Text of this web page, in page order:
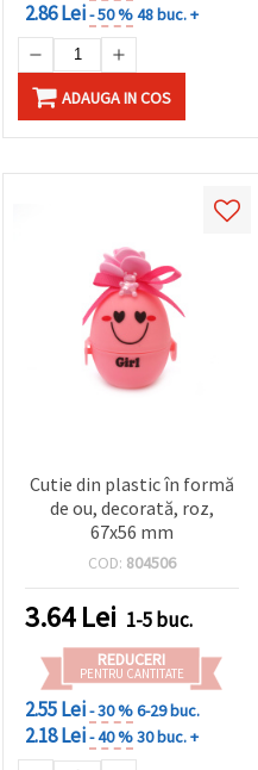
2.86 Lei- 50 %48 buc. +
ADAUGA IN COS
Cutie din plastic în formă
de ou, decorată, roz,
67x56 mm
COD: 804506
3.64Lei 1-5 buc.
REDUCERI
PENTRU CANTITATE
2.55 Lei- 30 %6-29 buc.
2.18 Lei- 40 %30 buc. +